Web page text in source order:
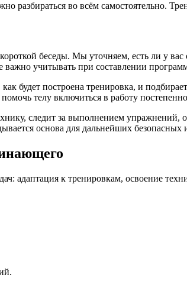
разбираться во всём самостоятельно.
беседы. Мы уточняем, есть ли у
важно учитывать при составлении
как будет построена тренировка, и
телу включиться в работу
следит за выполнением упражнений,
основа для дальнейших
адаптация к тренировкам, освоение